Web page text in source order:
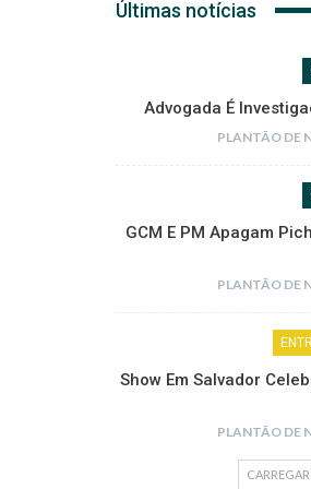
Últimas notícias
Advogada É
GCM E PM Apagam
Show Em Salvador